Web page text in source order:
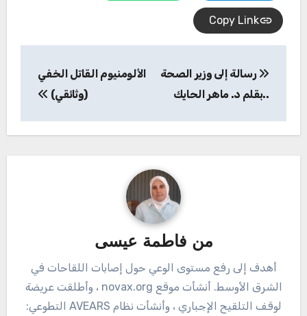
Copy Link
المقالات
رسالة إلى وزير الصحة
..بقلم د. ماهر الحايك
الألومنيوم القاتل الخفي
(وثائقي)
منفاطمة عيسى
أهدف إلى رفع مستوى الوعي حول إصابات اللقاحات في
الشرق الأوسط. أنشأت موقع novax.org ، وأطلقت عريضة
لوقف التلقيح الإجباري ، وأنشأت نظام AVEARS التطوعي: